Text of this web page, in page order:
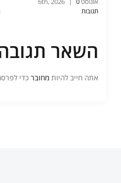
תגובות
השאר
אתה חייב להיות מחובר כדי